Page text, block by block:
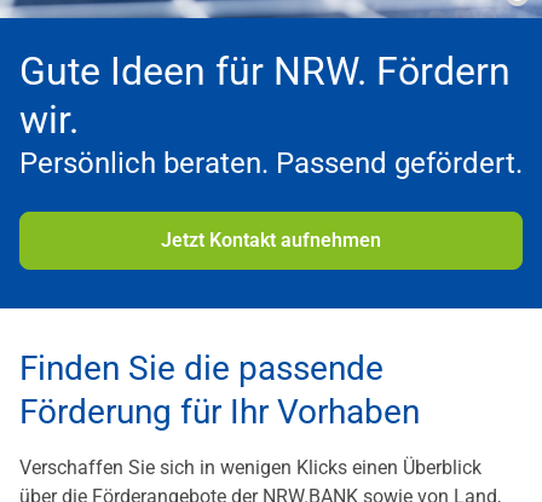
Gute Ideen für NRW. Fördern
wir.
Persönlich beraten. Passend gefördert.
Jetzt Kontakt aufnehmen
Finden Sie die passende
Förderung für Ihr Vorhaben
Verschaffen Sie sich in wenigen Klicks einen Überblick
über die Förderangebote der NRW.BANK sowie von Land,